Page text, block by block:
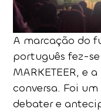
A marcação do
português fez-
MARKETEER, e
conversa. Foi
debater e